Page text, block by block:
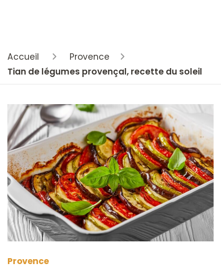
Accueil
Provence
Tian de légumes provençal, recette du soleil
Provence